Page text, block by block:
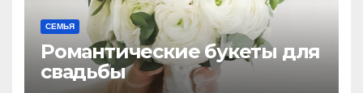
СЕМЬЯ
Романтические букеты для
свадьбы